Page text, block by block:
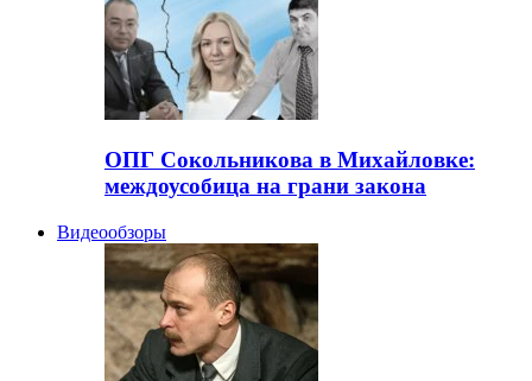
ОПГ Сокольникова в Михайловке:
междоусобица на грани закона
Видеообзоры